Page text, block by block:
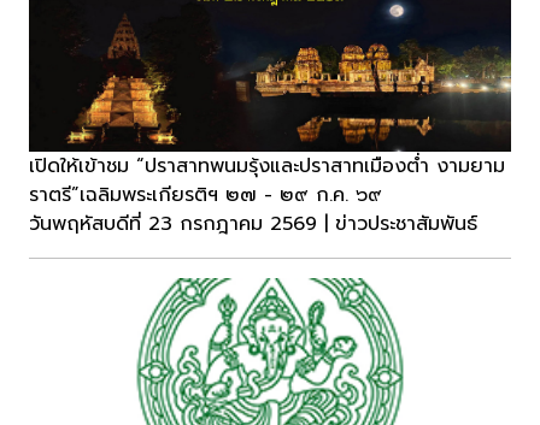
เปิดให้เข้าชม “ปราสาทพนมรุ้งและปราสาทเมืองต่ำ งามยาม
ราตรี”เฉลิมพระเกียรติฯ ๒๗ - ๒๙ ก.ค. ๖๙
วันพฤหัสบดีที่ 23 กรกฎาคม 2569 | ข่าวประชาสัมพันธ์